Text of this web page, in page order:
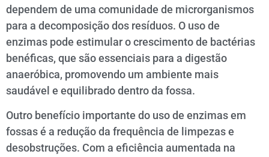
dependem de uma comunidade de microrganismos
para a decomposição dos resíduos. O uso de
enzimas pode estimular o crescimento de bactérias
benéficas, que são essenciais para a digestão
anaeróbica, promovendo um ambiente mais
saudável e equilibrado dentro da fossa.
Outro benefício importante do uso de enzimas em
fossas é a redução da frequência de limpezas e
desobstruções. Com a eficiência aumentada na